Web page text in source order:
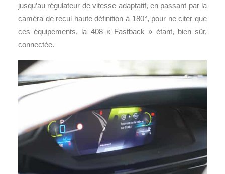
jusqu’au régulateur de vitesse adaptatif, en passant par la
caméra de recul haute définition à 180°, pour ne citer que
ces équipements, la 408 « Fastback » étant, bien sûr,
connectée.